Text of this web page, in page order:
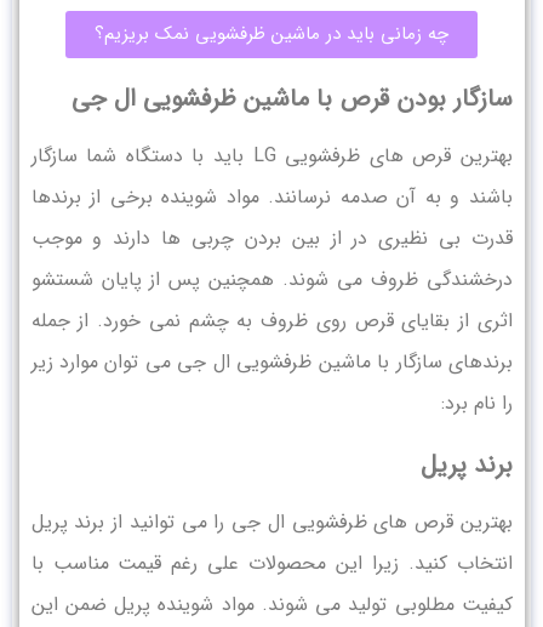
چه زمانی باید در ماشین ظرفشویی نمک بریزیم؟
سازگار بودن قرص با ماشین ظرفشویی ال جی
بهترین قرص های ظرفشویی LG باید با دستگاه شما سازگار
باشند و به آن صدمه نرسانند. مواد شوینده برخی از برندها
قدرت بی‌ نظیری در از بین بردن چربی‌ ها دارند و موجب
درخشندگی ظروف می‌ شوند. همچنین پس از پایان شستشو
اثری از بقایای قرص روی ظروف به چشم نمی ‌خورد. از جمله
برندهای سازگار با ماشین ظرفشویی ال جی می ‌توان موارد زیر
را نام برد:
برند پریل
بهترین قرص های ظرفشویی ال جی را می ‌توانید از برند پریل
انتخاب کنید. زیرا این محصولات علی رغم قیمت مناسب با
کیفیت مطلوبی تولید می شوند. مواد شوینده پریل ضمن این